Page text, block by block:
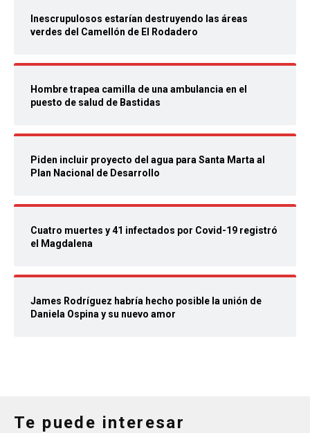
Inescrupulosos estarían destruyendo las áreas
verdes del Camellón de El Rodadero
Hombre trapea camilla de una ambulancia en el
puesto de salud de Bastidas
Piden incluir proyecto del agua para Santa Marta al
Plan Nacional de Desarrollo
Cuatro muertes y 41 infectados por Covid-19 registró
el Magdalena
James Rodríguez habría hecho posible la unión de
Daniela Ospina y su nuevo amor
Te puede interesar